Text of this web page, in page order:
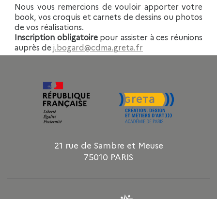
Nous vous remercions de vouloir apporter votre
book, vos croquis et carnets de dessins ou photos
de vos réalisations.
Inscription obligatoirepour assister à ces réunions
auprès de j.bogard@cdma.greta.fr
21 rue de Sambre et Meuse
75010 PARIS